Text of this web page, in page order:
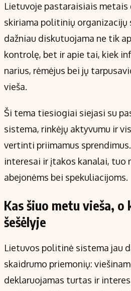
Turinio žymėjimo taisyklės
Kontaktai
Regionų naujienos
Indėlių palūkanos
Lietuvoje pastaraisiais metais
skiriama politinių organizacijų
dažniau diskutuojama ne tik
kontrolę, bet ir apie tai, kiek
narius, rėmėjus bei jų
vieša.
Ši tema tiesiogiai siejasi su
sistema, rinkėjų aktyvumu ir
vertinti priimamus
interesai ir įtakos kanalai, tuo
abejonėms bei spekuliacijoms.
Kas šiuo metu vieša, o
šešėlyje
Lietuvos politinė sistema jau
skaidrumo priemonių:
deklaruojamas turtas ir